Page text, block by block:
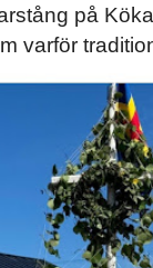
på
varför